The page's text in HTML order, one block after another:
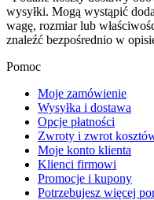
wysyłki. Mogą wystąpić
wagę, rozmiar lub
znaleźć bezpośrednio w
Pomoc
Moje zamówienie
Wysyłka i dostawa
Opcje płatności
Zwroty i zwrot
Moje konto klienta
Klienci firmowi
Promocje i kupony
Potrzebujesz więcej